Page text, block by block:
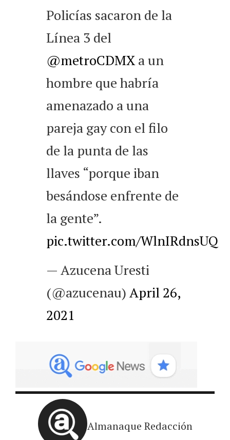
Policías sacaron de la
Línea 3 del
@metroCDMXa un
hombre que habría
amenazado a una
pareja gay con el filo
de la punta de las
llaves “porque iban
besándose enfrente de
la gente”.
pic.twitter.com/WlnIRdnsUQ
— Azucena Uresti
(@azucenau) April 26,
2021
Almanaque Redacción